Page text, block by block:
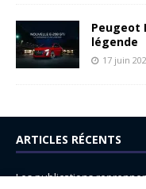
Peugeot
légende
17 juin
ARTICLES RÉCENTS
Les publications